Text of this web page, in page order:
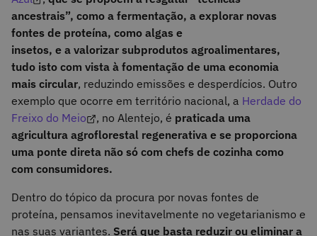
ancestrais”, como a fermentação, a explorar novas
fontes de proteína, como algas e
insetos, e a valorizar subprodutos agroalimentares,
tudo isto com vista à fomentação de uma economia
mais circular, reduzindo emissões e desperdícios. Outro
exemplo que ocorre em território nacional, a Herdade do
Freixo do Meio
, no Alentejo, é praticada uma
agricultura agroflorestal regenerativa e se proporciona
uma ponte direta não só com chefs de cozinha como
com consumidores.
Dentro do tópico da procura por novas fontes de
proteína, pensamos inevitavelmente no vegetarianismo e
nas suas variantes. Será que basta reduzir ou eliminar a